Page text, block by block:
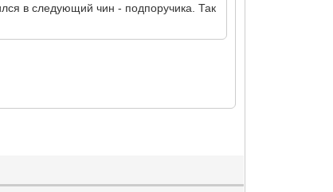
в следующий чин - подпоручика. Так